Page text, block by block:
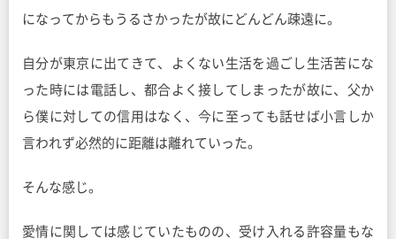
になってからもうるさかったが故にどんどん疎遠に。
自分が東京に出てきて、よくない生活を過ごし生活苦にな
った時には電話し、都合よく接してしまったが故に、父か
ら僕に対しての信用はなく、今に至っても話せば小言しか
言われず必然的に距離は離れていった。
そんな感じ。
愛情に関しては感じていたものの、受け入れる許容量もな